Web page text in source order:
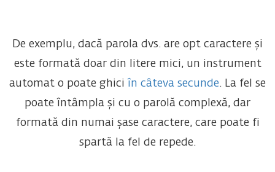
De exemplu, dacă parola dvs. are opt caractere și
este formată doar din litere mici, un instrument
automat o poate ghici în câteva secunde. La fel se
poate întâmpla și cu o parolă complexă, dar
formată din numai șase caractere, care poate fi
spartă la fel de repede.